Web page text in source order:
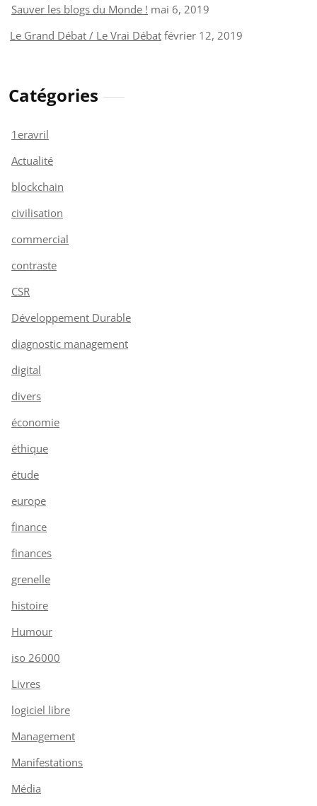
Sauver les blogs du Monde ! mai 6, 2019
Le Grand Débat / Le Vrai Débat février 12, 2019
Catégories
1eravril
Actualité
blockchain
civilisation
commercial
contraste
CSR
Développement Durable
diagnostic management
digital
divers
économie
éthique
étude
europe
finance
finances
grenelle
histoire
Humour
iso 26000
Livres
logiciel libre
Management
Manifestations
Média